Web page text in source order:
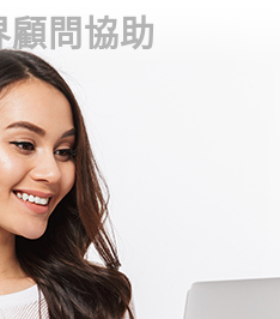
顧問協助